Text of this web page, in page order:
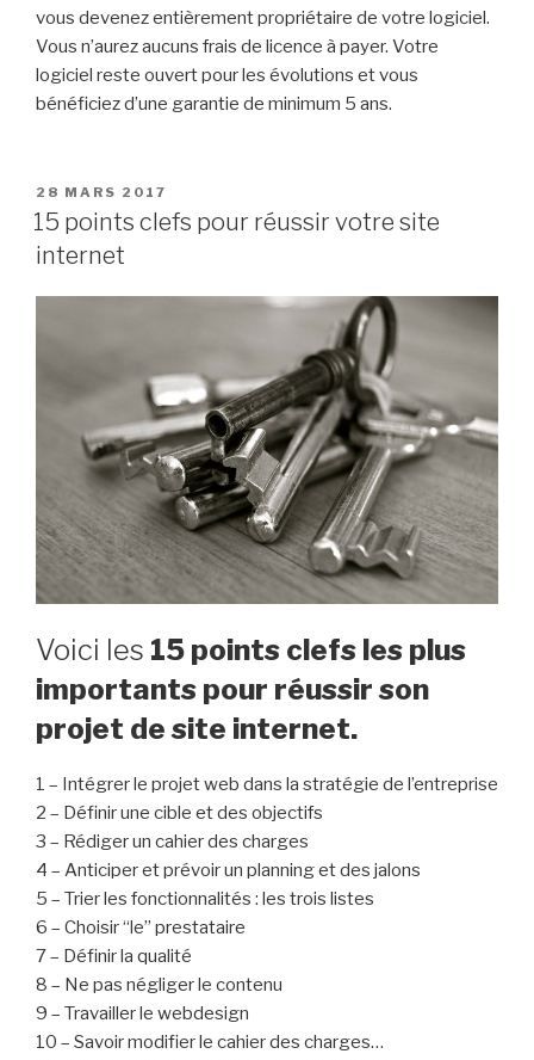
vous devenez entièrement propriétaire de votre logiciel.
Vous n’aurez aucuns frais de licence à payer. Votre
logiciel reste ouvert pour les évolutions et vous
bénéficiez d’une garantie de minimum 5 ans.
PUBLIÉ
LE
28 MARS 2017
15 points clefs pour réussir votre site
internet
Voici les 15 points clefs les plus
importants pour réussir son
projet de site internet.
1 – Intégrer le projet web dans la stratégie de l’entreprise
2 – Définir une cible et des objectifs
3 – Rédiger un cahier des charges
4 – Anticiper et prévoir un planning et des jalons
5 – Trier les fonctionnalités : les trois listes
6 – Choisir “le” prestataire
7 – Définir la qualité
8 – Ne pas négliger le contenu
9 – Travailler le webdesign
10 – Savoir modifier le cahier des charges…